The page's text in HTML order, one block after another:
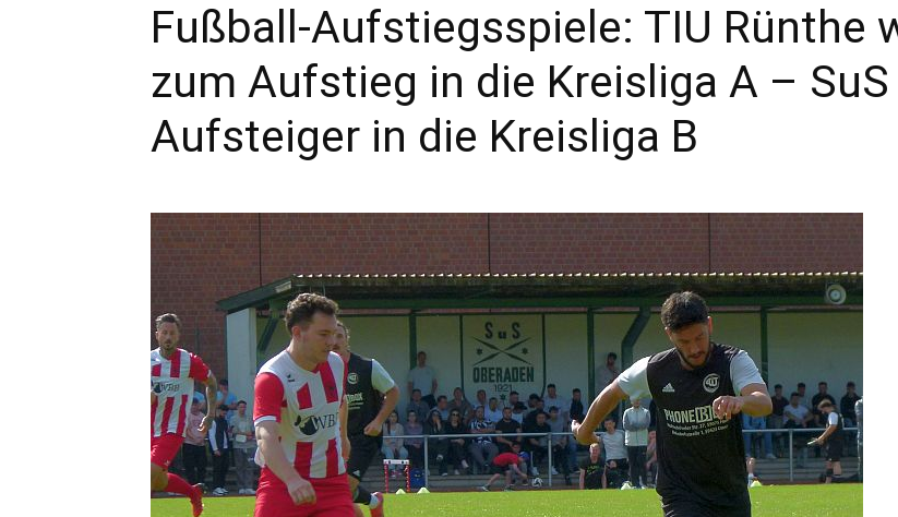
Fußball-Aufstiegsspiele: TIU Rünthe
zum Aufstieg in die Kreisliga A –
Aufsteiger in die Kreisliga B